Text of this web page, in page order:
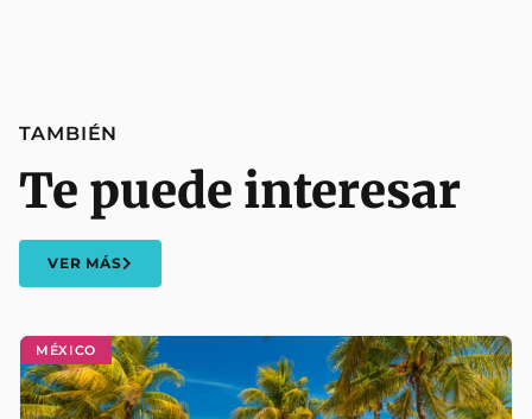
MÉXICO
TAMBIÉN
Te puede interesar
VER MÁS